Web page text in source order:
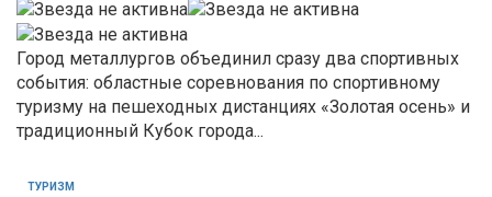
Город металлургов объединил сразу два спортивных
события: областные соревнования по спортивному
туризму на пешеходных дистанциях «Золотая осень» и
традиционный Кубок города...
ТУРИЗМ